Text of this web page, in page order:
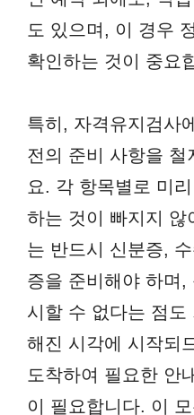
도 있으며, 이 경우
확인하는 것이 중요
특히, 자격유지검사
전의 준비 사항을 철
요. 각 항목별로 미
하는 것이 빠지지 않
는 반드시 신분증,
증을 준비해야 하며
시할 수 없다는 점도
해진 시각에 시작되
도착하여 필요한 안
이 필요합니다. 이